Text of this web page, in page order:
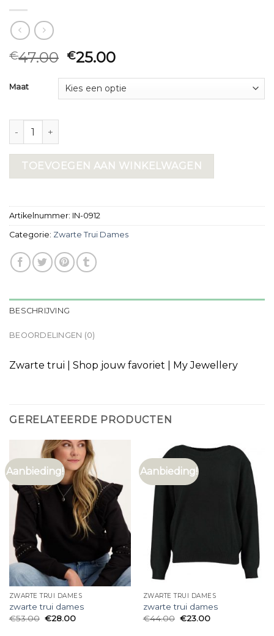
€47.00 €25.00
Maat
zwarte trui dames aantal
TOEVOEGEN AAN WINKELWAGEN
Artikelnummer: IN-0912
Categorie: Zwarte Trui Dames
BESCHRIJVING
BEOORDELINGEN (0)
Zwarte trui | Shop jouw favoriet | My Jewellery
GERELATEERDE PRODUCTEN
Aanbieding!
ZWARTE TRUI DAMES
zwarte trui dames
€53.00 €28.00
Aanbieding!
ZWARTE TRUI DAMES
zwarte trui dames
€44.00 €23.00